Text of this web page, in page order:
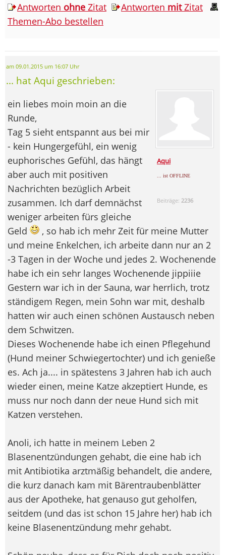
Antworten ohne Zitat Antworten mitZitat
Themen-Abo bestellen
am 09.01.2015 um 16:07 Uhr
... hat Aqui geschrieben:
Aqui
... ist OFFLINE
Beiträge: 2236
ein liebes moin moin an die
Runde,
Tag 5 sieht entspannt aus bei mir
- kein Hungergefühl, ein wenig
euphorisches Gefühl, das hängt
aber auch mit positiven
Nachrichten bezüglich Arbeit
zusammen. Ich darf demnächst
weniger arbeiten fürs gleiche
Geld
, so hab ich mehr Zeit für meine Mutter
und meine Enkelchen, ich arbeite dann nur an 2
-3 Tagen in der Woche und jedes 2. Wochenende
habe ich ein sehr langes Wochenende jippiiie
Gestern war ich in der Sauna, war herrlich, trotz
ständigem Regen, mein Sohn war mit, deshalb
hatten wir auch einen schönen Austausch neben
dem Schwitzen.
Dieses Wochenende habe ich einen Pflegehund
(Hund meiner Schwiegertochter) und ich genieße
es. Ach ja.... in spätestens 3 Jahren hab ich auch
wieder einen, meine Katze akzeptiert Hunde, es
muss nur noch dann der neue Hund sich mit
Katzen verstehen.
Anoli, ich hatte in meinem Leben 2
Blasenentzündungen gehabt, die eine hab ich
mit Antibiotika arztmäßig behandelt, die andere,
die kurz danach kam mit Bärentraubenblätter
aus der Apotheke, hat genauso gut geholfen,
seitdem (und das ist schon 15 Jahre her) hab ich
keine Blasenentzündung mehr gehabt.